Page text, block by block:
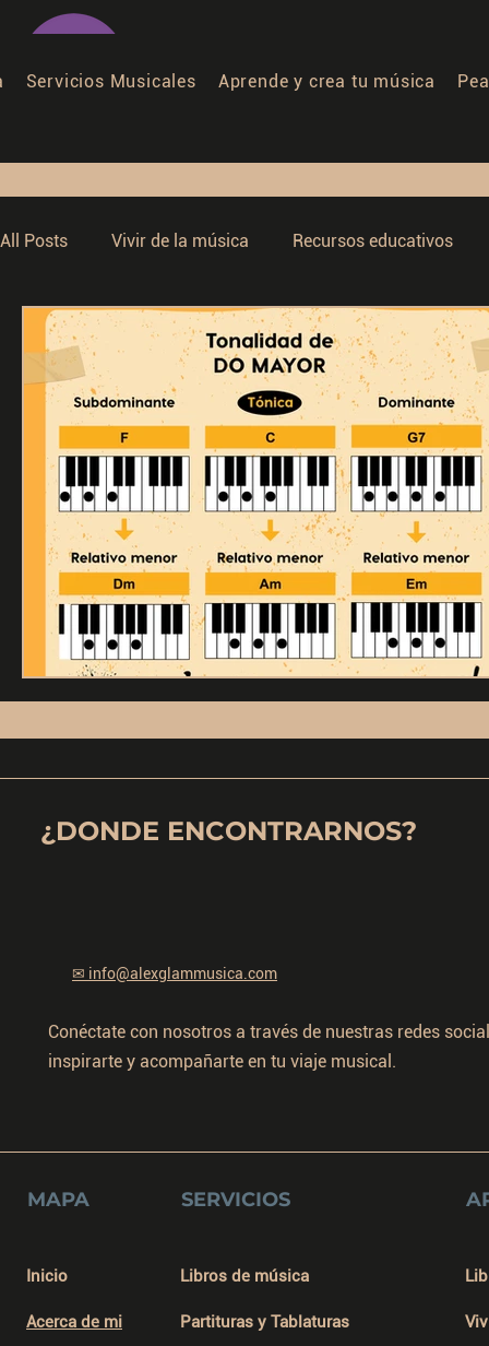
Servicios Musicales Aprende y crea tu música
All Posts Vivir de la música Recursos educativos
¿DONDE ENCONTRARNOS?
✉ info@alexglammusica.com
Conéctate con nosotros a través de nuestras redes
inspirarte y acompañarte en tu viaje musical.
MAPA SERVICIOS
Inicio
Acerca de mi
Libros de música
Partituras y Tablaturas